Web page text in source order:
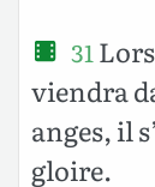
31
viendra
anges, il
gloire.